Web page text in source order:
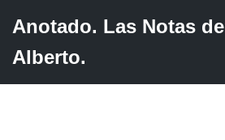
Saltar
Anotado. Las Notas de
Alberto.